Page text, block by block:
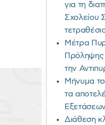
για τη
Σχολείου
Μέτρα
Πρόληψης
την
Μήνυμα
τα
Διάθεση